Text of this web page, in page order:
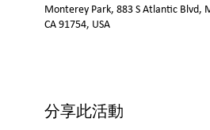
Monterey Park, 883 S Atlantic Blvd,
CA 91754, USA
分享此活動